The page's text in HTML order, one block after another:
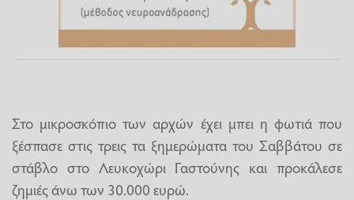
Στο μικροσκόπιο των αρχών έχει μπει η φωτιά που
ξέσπασε στις τρεις τα ξημερώματα του Σαββάτου σε
στάβλο στο Λευκοχώρι Γαστούνης και προκάλεσε
ζημιές άνω των 30.000 ευρώ.